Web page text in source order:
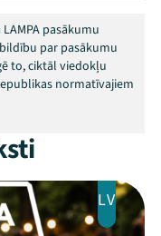
Instagram
Flick
pasākumu
par pasākumu
to, ciktāl viedokļu
normatīvajiem
LV